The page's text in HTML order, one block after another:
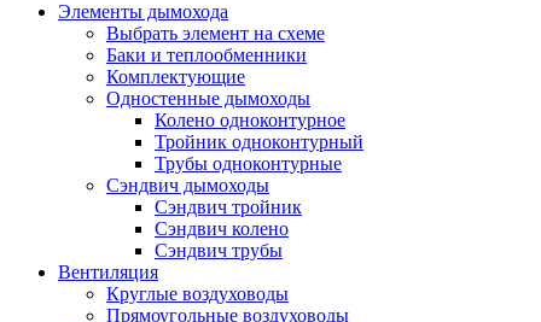
Элементы дымохода
Выбрать элемент на схеме
Баки и теплообменники
Комплектующие
Одностенные дымоходы
Колено одноконтурное
Тройник одноконтурный
Трубы одноконтурные
Сэндвич дымоходы
Cэндвич тройник
Сэндвич колено
Сэндвич трубы
Вентиляция
Круглые воздуховоды
Прямоугольные воздуховоды